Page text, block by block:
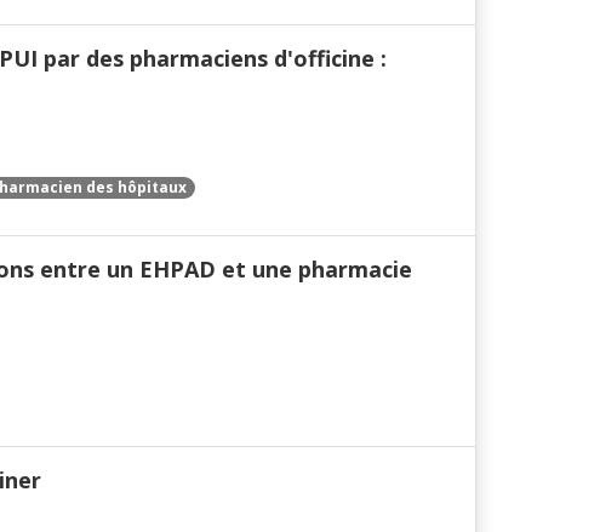
par des pharmaciens d'officine :
des hôpitaux
entre un EHPAD et une pharmacie